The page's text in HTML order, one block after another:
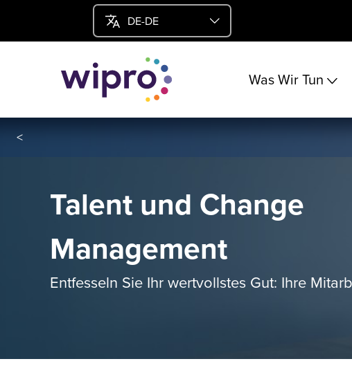
DE-DE
Was Wir Tun
<
Talent und Change
Management
Entfesseln Sie Ihr wertvollstes Gut: Ihre